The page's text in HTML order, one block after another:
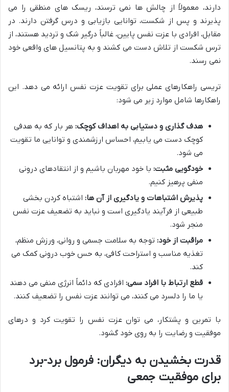
دارند، معمولاً از چالش ها نمی ترسند، ریسک های منطقی را می
پذیرند و پس از شکست، توانایی بازیابی و درس گرفتن دارند. در
مقابل، افرادی با عزت نفس پایین، غالباً درگیر شک و تردید هستند، از
ترس شکست از تلاش دست می کشند و به پتانسیل های واقعی خود
نمی رسند.
تریسی راهکارهای عملی برای تقویت عزت نفس ارائه می دهد. این
راهکارها شامل موارد زیر می شود:
هدف گذاری و دستیابی به اهداف کوچک: هر بار که به هدفی
کوچک دست می یابیم، احساس ارزشمندی و توانایی ما تقویت
می شود.
خودگویی مثبت: با خود مهربان باشیم و از انتقادهای درونی
منفی پرهیز کنیم.
پذیرش اشتباهات و یادگیری از آن ها: اشتباه کردن بخشی
طبیعی از فرآیند یادگیری است و نباید به تضعیف عزت نفس
منجر شود.
مراقبت از خود: توجه به سلامت جسمی و روانی، ورزش منظم،
تغذیه مناسب و استراحت کافی، به حس خوب درونی کمک می
کند.
قطع ارتباط با افراد سمی: افرادی که دائماً انرژی منفی می دهند
یا ما را دلسرد می کنند، می توانند عزت نفس را تضعیف کنند.
با تمرین و پشتکار، می توان عزت نفس را تقویت کرد و درهای
موفقیت و رضایت را به روی خود گشود.
قدرت بخشیدن به دیگران: فرمول برد-برد
برای موفقیت جمعی